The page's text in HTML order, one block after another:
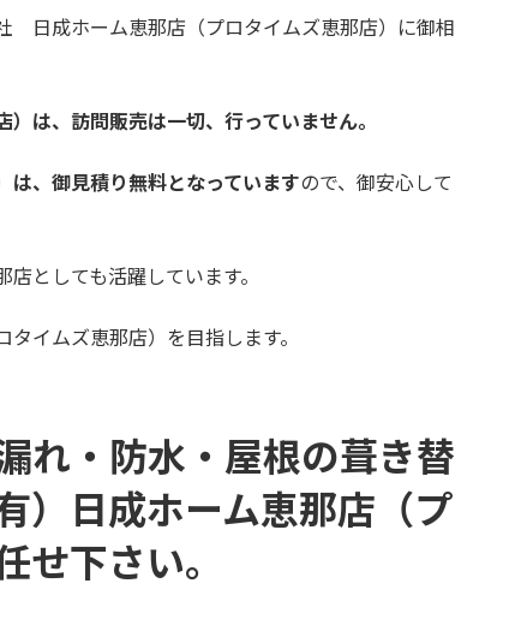
日成ホーム恵那店（プロタイムズ恵那店）に御相
は、訪問販売は一切、行っていません。
、御見積り無料となっていますので、御安心して
としても活躍しています。
イムズ恵那店）を目指します。
れ・防水・屋根の葺き替
）日成ホーム恵那店（プ
せ下さい。